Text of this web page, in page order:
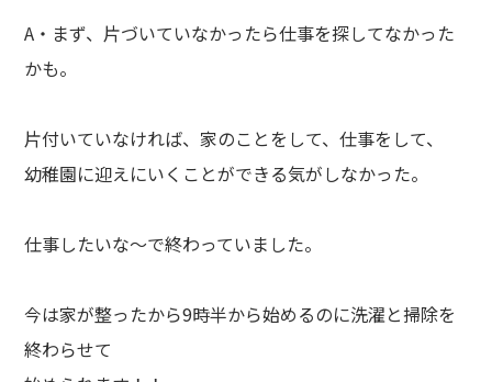
A・まず、片づいていなかったら仕事を探してなかった
かも。
片付いていなければ、家のことをして、仕事をして、
幼稚園に迎えにいくことができる気がしなかった。
仕事したいな～で終わっていました。
今は家が整ったから9時半から始めるのに洗濯と掃除を
終わらせて